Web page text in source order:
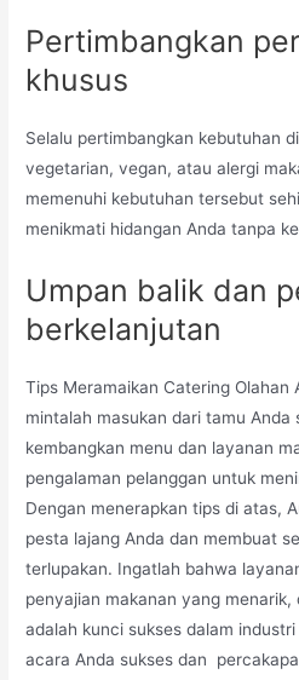
Pertimbangkan
khusus
Selalu pertimbangkan kebutuhan
vegetarian, vegan, atau alergi
memenuhi kebutuhan tersebut
menikmati hidangan Anda tanpa
Umpan balik dan
berkelanjutan
Tips Meramaikan Catering Olahan
mintalah masukan dari tamu Anda
kembangkan menu dan layanan
pengalaman pelanggan untuk
Dengan menerapkan tips di atas,
pesta lajang Anda dan membuat
terlupakan. Ingatlah bahwa
penyajian makanan yang
adalah kunci sukses dalam
acara Anda sukses dan